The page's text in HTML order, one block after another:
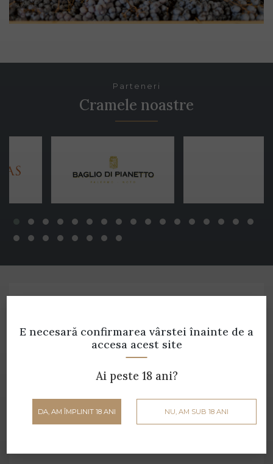
Parteneri
Cramele noastre
Luni - Vineri: 10:00 - 18:00
E necesară confirmarea vârstei înainte de a
accesa acest site
Ai peste 18 ani?
DA, AM ÎMPLINIT 18 ANI NU, AM SUB 18 ANI